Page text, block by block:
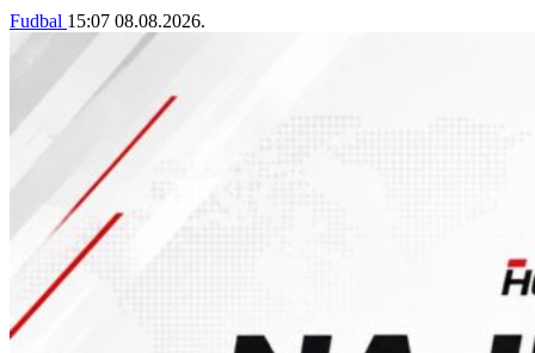
Fudbal 15:07 08.08.2026.